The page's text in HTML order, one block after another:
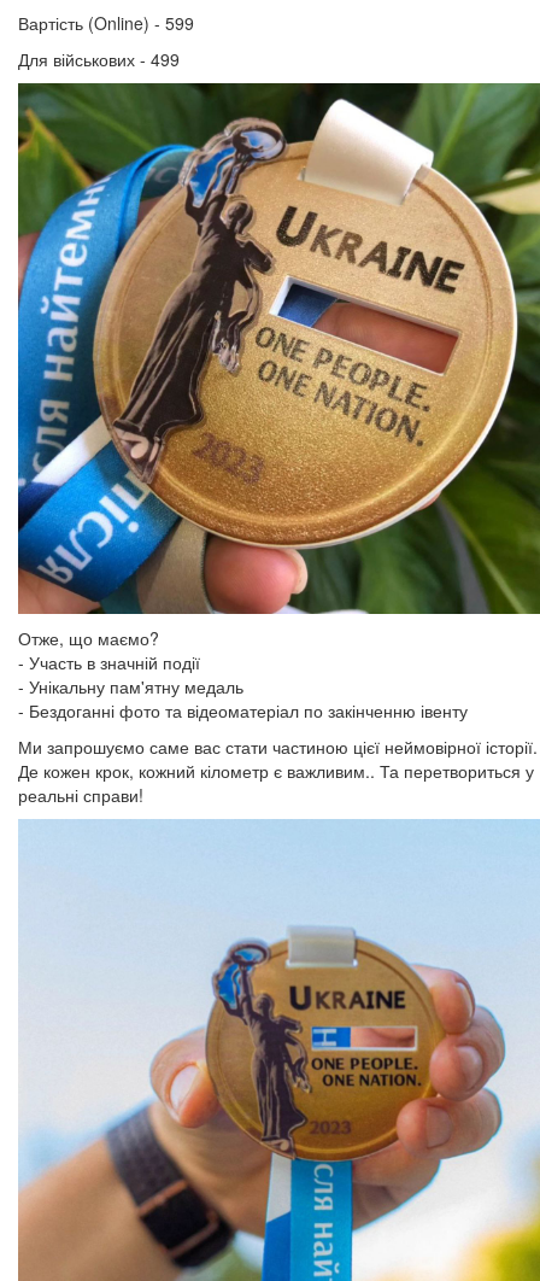
Вартість (Online) - 599
Для військових - 499
Отже, що маємо?
- Участь в значній події
- Унікальну пам'ятну медаль
- Бездоганні фото та відеоматеріал по закінченню івенту
Ми запрошуємо саме вас стати частиною цієї неймовірної історії.
Де кожен крок, кожний кілометр є важливим.. Та перетвориться у
реальні справи!